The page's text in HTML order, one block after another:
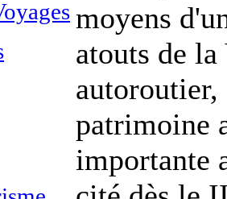
moyens
atouts de
patrimoine
importante